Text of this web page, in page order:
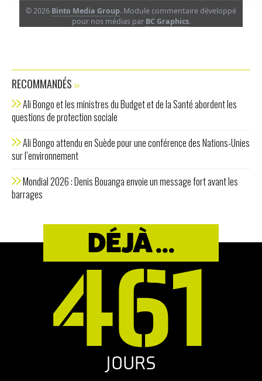
© 2026 Binto Media Group. Module commentaire développé
pour nos médias par BC Graphics.
RECOMMANDÉS
Ali Bongo et les ministres du Budget et de la Santé abordent les
questions de protection sociale
Ali Bongo attendu en Suède pour une conférence des Nations-Unies
sur l’environnement
Mondial 2026 : Denis Bouanga envoie un message fort avant les
barrages
DÉJÀ ...
461
JOURS